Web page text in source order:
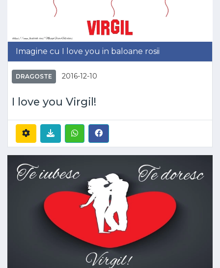
Imagine cu I love you in baloane rosii
DRAGOSTE 2016-12-10
I love you Virgil!